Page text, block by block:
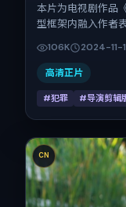
本片为电视剧作品
型框架内融入作者
地与出品背景为英
日 2024-11-14）
106K 2024-11-
高清正片
#犯罪 #导演剪辑
CN